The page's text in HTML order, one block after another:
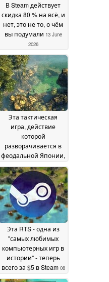
В Steam действует
скидка 80 % на всё, и
нет, это не то, о чём
вы подумали 13 June
2026
Эта тактическая
игра, действие
которой
разворачивается в
феодальной Японии,
положительных
отзывов и сейчас
продается в Steam со
скидкой 90 % 12 June
2026
Эта RTS - одна из
"самых любимых
компьютерных игр в
истории" - теперь
всего за $5 в Steam 08
June 2026